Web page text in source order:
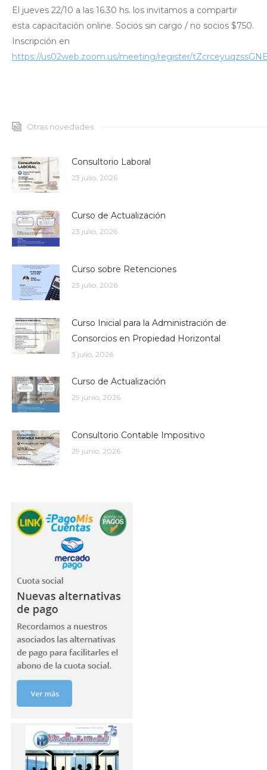
El jueves 22/10 a las 16.30 hs. los invitamos a compartir
esta capacitación online. Socios sin cargo / no socios $750.
Inscripción en
https://us02web.zoom.us/meeting/register/
Otras novedades
Consultorio Laboral
23 julio, 2026
Curso de Actualización
23 julio, 2026
Curso sobre Retenciones
23 julio, 2026
Curso Inicial para la Administración de
Consorcios en Propiedad Horizontal
3 julio, 2026
Curso de Actualización
29 junio, 2026
Consultorio Contable Impositivo
29 junio, 2026